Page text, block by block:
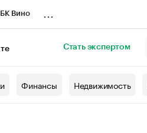
Вино
Стать экспертом
Финансы Недвижимость